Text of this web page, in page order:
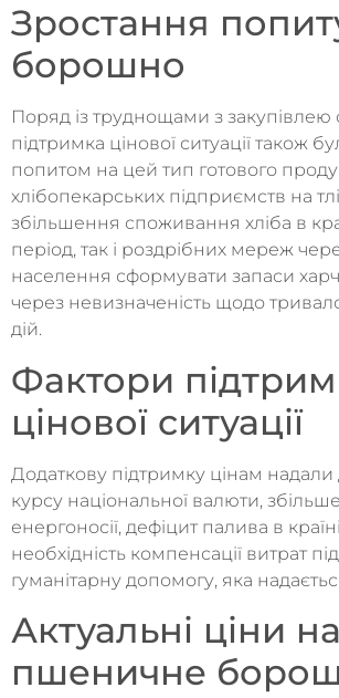
Зростання
борошно
Поряд із труднощами з
підтримка цінової ситуації також
попитом на цей тип готового
хлібопекарських підприємств на
збільшення споживання хліба в
період, так і роздрібних мереж
населення сформувати запаси
через невизначеність щодо
дій.
Фактори
цінової ситуації
Додаткову підтримку цінам надали
курсу національної валюти,
енергоносії, дефіцит палива в
необхідність компенсації витрат
гуманітарну допомогу, яка
Актуальні ціни на
пшеничне